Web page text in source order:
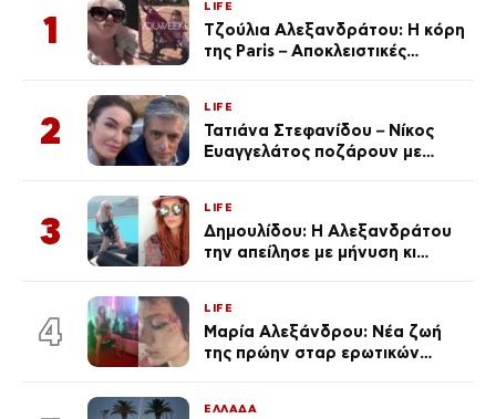
1
LIFE
Τζούλια Αλεξανδράτου: Η κόρη
της Paris – Αποκλειστικές
2
LIFE
Τατιάνα Στεφανίδου – Νίκος
Ευαγγελάτος ποζάρουν με
3
LIFE
Δημουλίδου: Η Αλεξανδράτου
την απείλησε με μήνυση κι
ποια είσαι σοκαρίστικα»
4
LIFE
Μαρία Αλεξάνδρου: Νέα ζωή
της πρώην σταρ ερωτικών
ΕΛΛΑΔΑ